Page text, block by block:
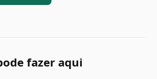
fazer aqui